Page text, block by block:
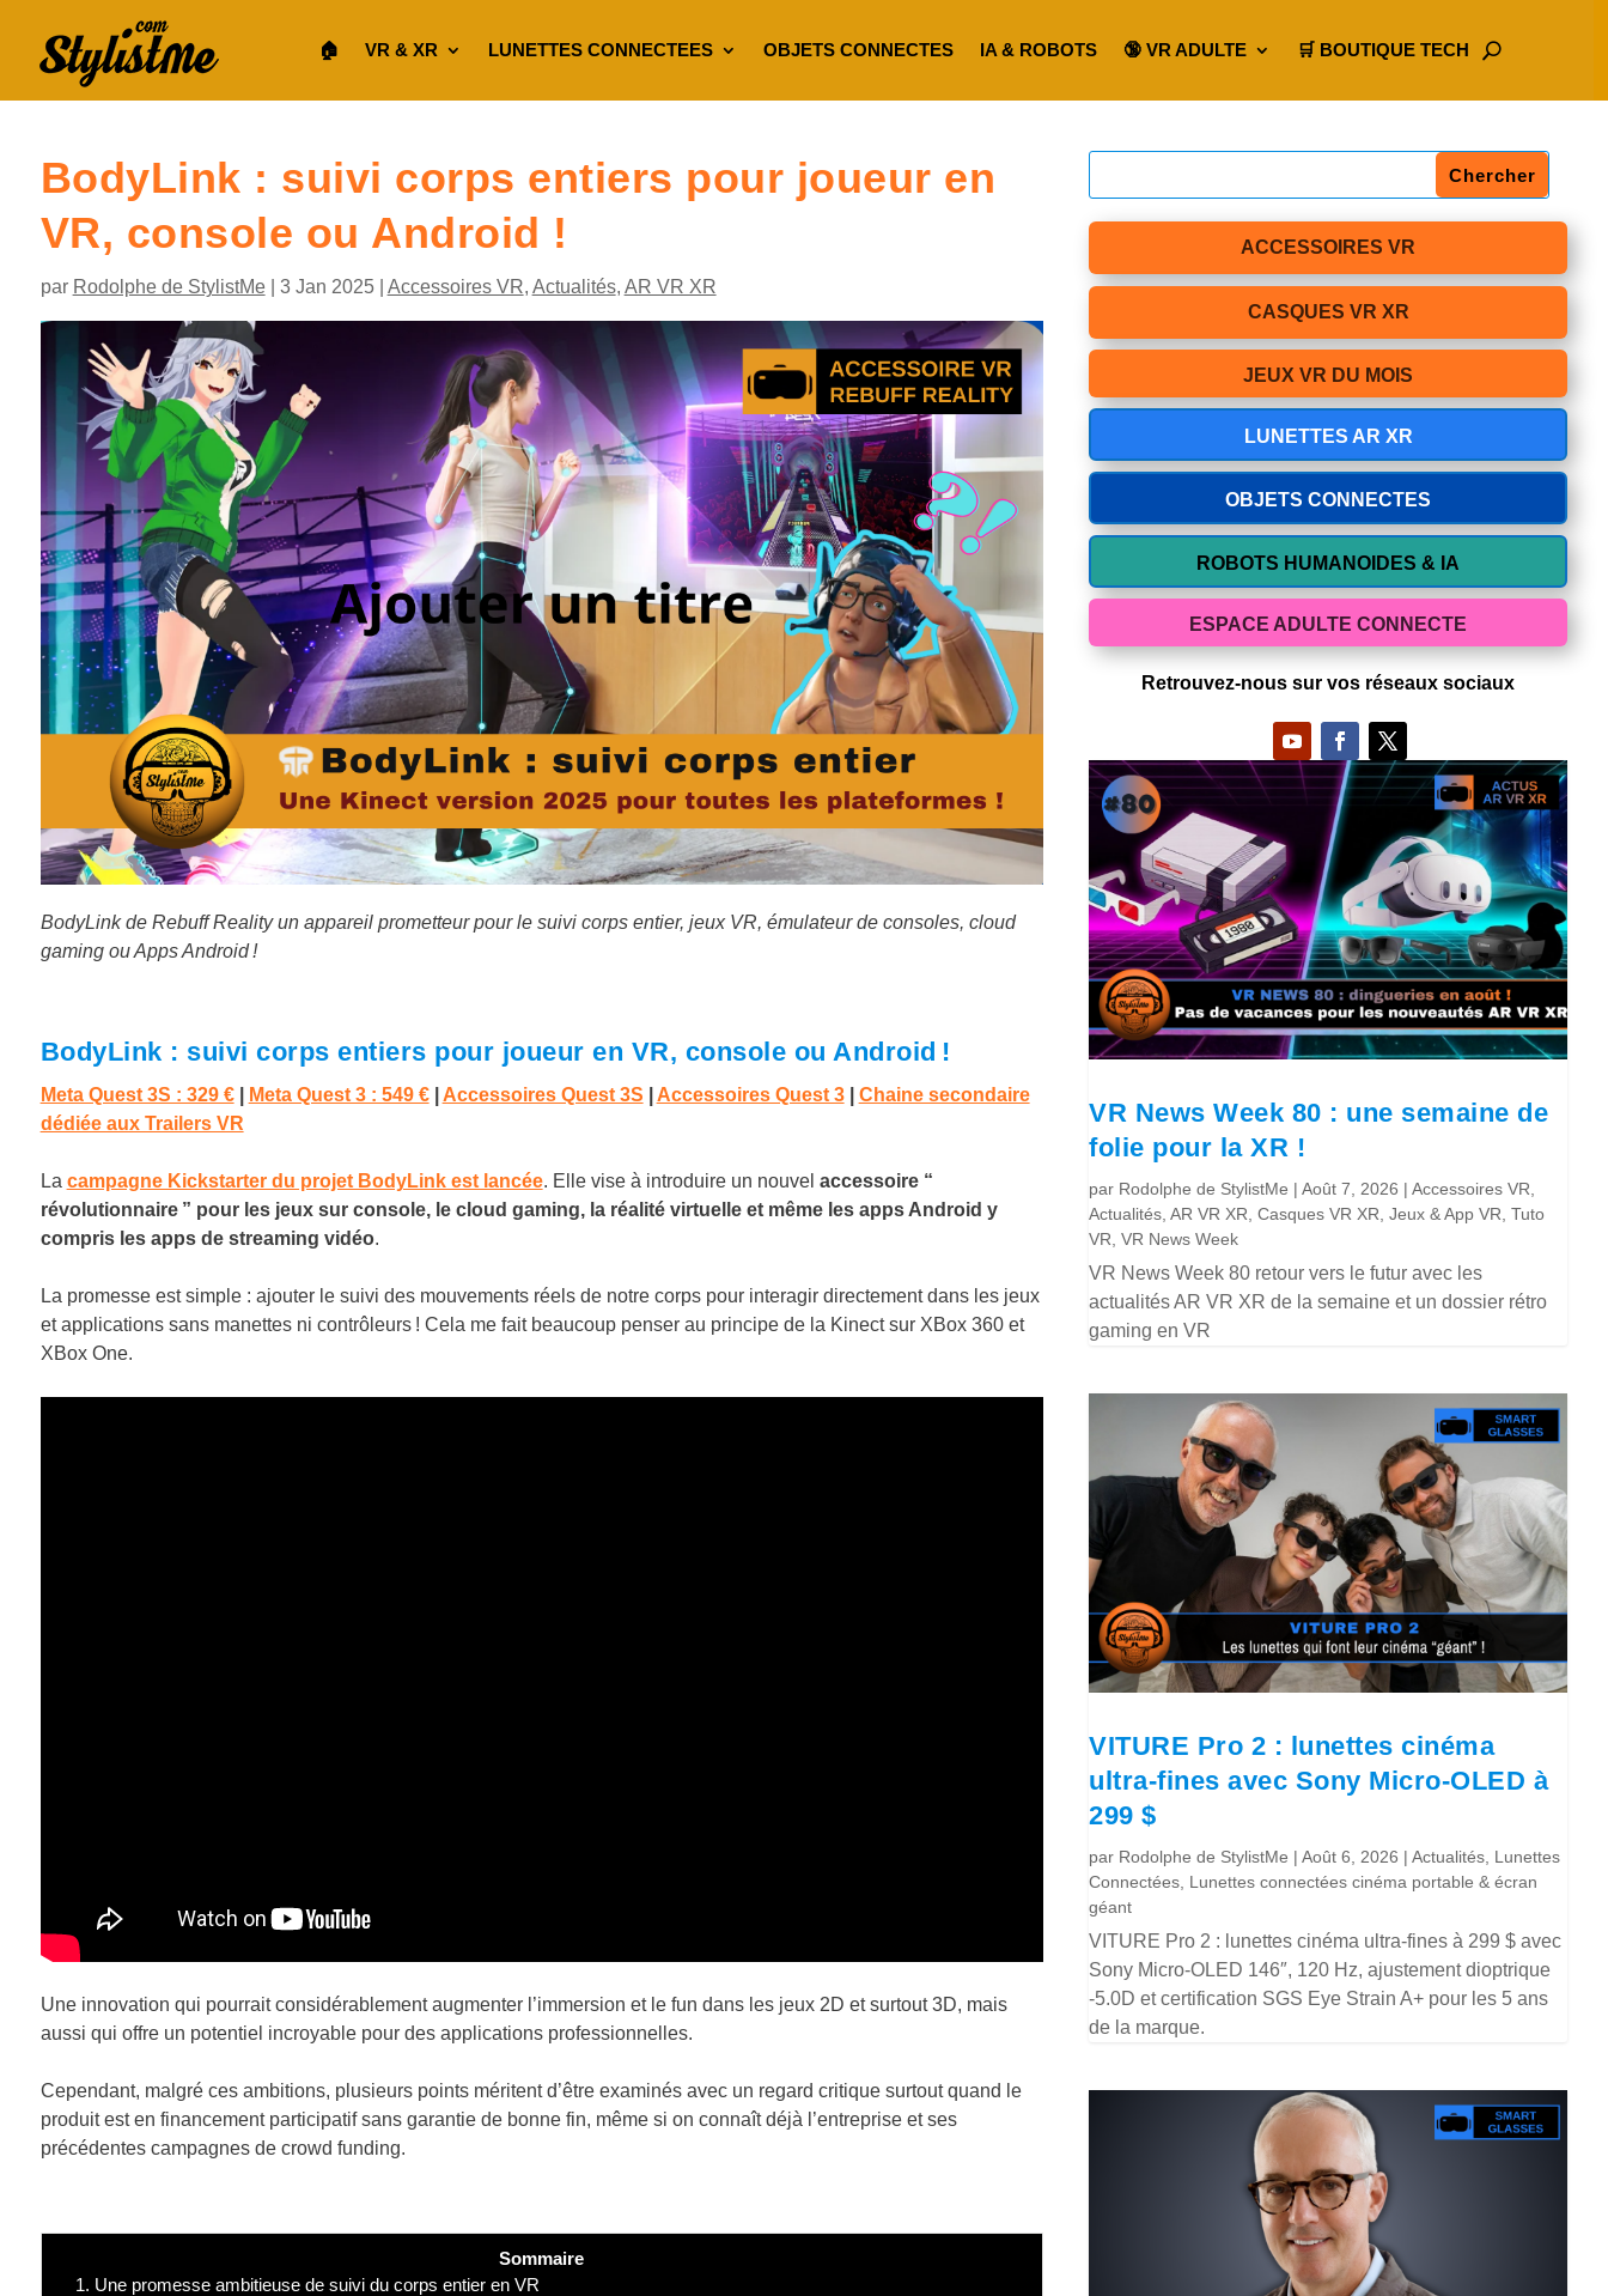
🏠︎ VR & XR LUNETTES CONNECTEES OBJETS CONNECTES IA & ROBOTS 🔞 VR ADULTE 🛒 BOUTIQUE TECH
BodyLink : suivi corps entiers pour joueur en
VR, console ou Android !
par Rodolphe de StylistMe| 3 Jan 2025| Accessoires VR, Actualités, AR VR XR
BodyLink de Rebuff Reality un appareil prometteur pour le suivi corps entier, jeux VR, émulateur de consoles, cloud
gaming ou Apps Android !
BodyLink : suivi corps entiers pour joueur en VR, console ou Android !
Meta Quest 3S : 329 €| Meta Quest 3 : 549 €| Accessoires Quest 3S Accessoires Quest 3| Chaine secondaire
dédiée aux Trailers VR
La campagne Kickstarter du projet BodyLink est lancée. Elle vise à introduire un nouvel accessoire “
révolutionnaire ” pour les jeux sur console, le cloud gaming, la réalité virtuelle et même les apps Android y
compris les apps de streaming vidéo.
La promesse est simple : ajouter le suivi des mouvements réels de notre corps pour interagir directement dans les jeux
et applications sans manettes ni contrôleurs ! Cela me fait beaucoup penser au principe de la Kinect sur XBox 360 et
XBox One.
Une innovation qui pourrait considérablement augmenter l’immersion et le fun dans les jeux 2D et surtout 3D, mais
aussi qui offre un potentiel incroyable pour des applications professionnelles.
Cependant, malgré ces ambitions, plusieurs points méritent d’être examinés avec un regard critique surtout quand le
produit est en financement participatif sans garantie de bonne fin, même si on connaît déjà l’entreprise et ses
précédentes campagnes de crowd funding.
Sommaire
1. Une promesse ambitieuse de suivi du corps entier en VR
ACCESSOIRES VR
CASQUES VR XR
JEUX VR DU MOIS
LUNETTES AR XR
OBJETS CONNECTES
ROBOTS HUMANOIDES & IA
ESPACE ADULTE CONNECTE
Retrouvez-nous sur vos réseaux sociaux
VR News Week 80 : une semaine de
folie pour la XR !
par Rodolphe de StylistMe |Août 7, 2026 |Accessoires VR
Actualités ,AR VR XR ,Casques VR XR ,Jeux & App VR ,Tuto
VR ,VR News Week
VR News Week 80 retour vers le futur avec les
actualités AR VR XR de la semaine et un dossier rétro
gaming en VR
VITURE Pro 2 : lunettes cinéma
ultra-fines avec Sony Micro-OLED à
299 $
par Rodolphe de StylistMe |Août 6, 2026 |Actualités Lunettes
Connectées Lunettes connectées cinéma portable & écran
géant
VITURE Pro 2 : lunettes cinéma ultra-fines à 299 $ avec
Sony Micro-OLED 146″, 120 Hz, ajustement dioptrique
-5.0D et certification SGS Eye Strain A+ pour les 5 ans
de la marque.